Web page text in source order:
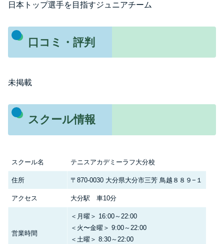
日本トップ選手を目指すジュニアチーム
口コミ・評判
未掲載
スクール情報
スクール名 テニスアカデミーラフ大分校
住所 〒870-0030 大分県大分市三芳 鳥越８８９−１
アクセス 大分駅 車10分
営業時間
＜月曜＞ 16:00～22:00
＜火〜金曜＞ 9:00～22:00
＜土曜＞ 8:30～22:00